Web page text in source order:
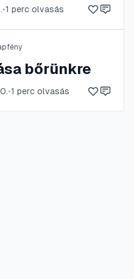
•1 perc olvasás
bőrünkre
•1 perc olvasás